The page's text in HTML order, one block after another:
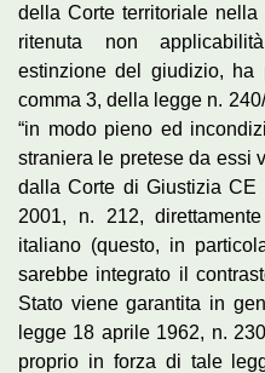
della Corte territoriale
ritenuta non
estinzione del giudizio, ha
comma 3, della legge n.
“in modo pieno ed
straniera le pretese da essi
dalla Corte di Giustizia
2001, n. 212,
italiano (questo, in
sarebbe integrato il
Stato viene garantita in
legge 18 aprile 1962, n.
proprio in forza di tale